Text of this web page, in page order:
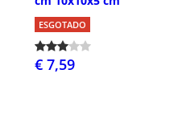
ESGOTADO
€ 7,59